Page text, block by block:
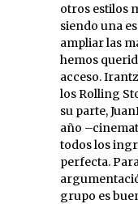
otros estilos
siendo una
ampliar las
hemos
acceso.
los Rolling
su parte,
año
todos los
perfecta.
grupo es